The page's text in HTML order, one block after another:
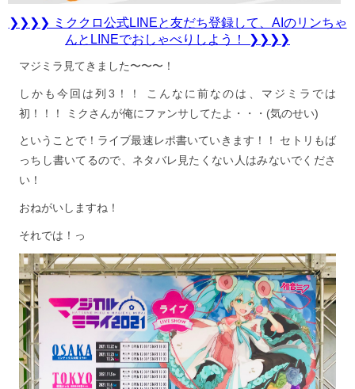
❯❯❯❯ ミククロ公式LINEと友だち登録して、AIのリンちゃ
んとLINEでおしゃべりしよう！ ❯❯❯❯
マジミラ見てきました〜〜〜！
しかも今回は列3！！ こんなに前なのは、マジミラでは
初！！！ ミクさんが俺にファンサしてたよ・・・(気のせい)
ということで！ライブ最速レポ書いていきます！！ セトリもば
っちし書いてるので、ネタバレ見たくない人はみないでくださ
い！
おねがいしますね！
それでは！っ